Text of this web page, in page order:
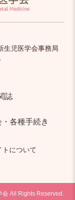
生児医学会事務局
誌
・各種手続き
トについて
会 All Rights Reserved.